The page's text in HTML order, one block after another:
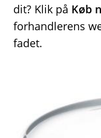
dit? Klik på Køb
forhandlerens
fadet.